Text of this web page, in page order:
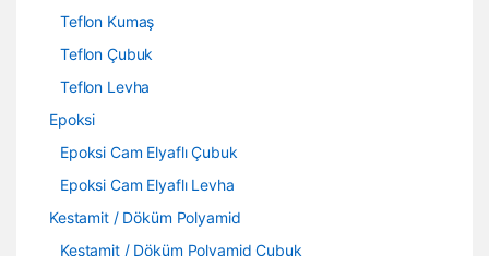
Teflon Kumaş
Teflon Çubuk
Teflon Levha
Epoksi
Epoksi Cam Elyaflı Çubuk
Epoksi Cam Elyaflı Levha
Kestamit / Döküm Polyamid
Kestamit / Döküm Polyamid Çubuk